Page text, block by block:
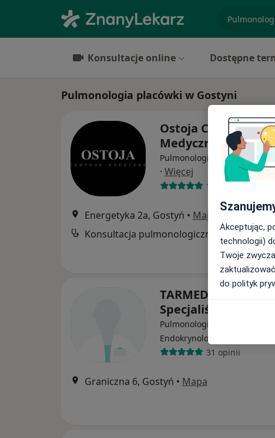
Konsultacje online Dostępne
Pulmonologia placówki w Gostyni
Ostoja Centrum
Medyczne
Pulmonologia, Interna,
· Więcej
13 opinii
Energetyka 2a, Gostyń • Mapa
Konsultacja pulmonologiczna
TARMED Lekarze
Specjaliści
Pulmonologia, Interna,
Endokrynologia
31 opinii
Graniczna 6, Gostyń • Mapa
Akceptując,
technologii)
Twoje
do polityk